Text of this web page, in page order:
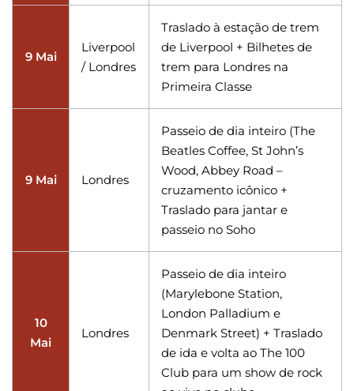
9 Mai
Liverpool
/ Londres
Traslado à estação de trem
de Liverpool + Bilhetes de
trem para Londres na
Primeira Classe
9 Mai Londres
Passeio de dia inteiro (The
Beatles Coffee, St John’s
Wood, Abbey Road –
cruzamento icônico +
Traslado para jantar e
passeio no Soho
10
Mai
Londres
Passeio de dia inteiro
(Marylebone Station,
London Palladium e
Denmark Street) + Traslado
de ida e volta ao The 100
Club para um show de rock